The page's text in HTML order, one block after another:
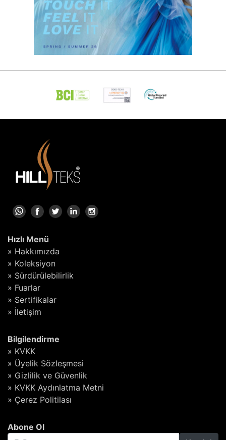
Hızlı Menü
» Hakkımızda
» Koleksiyon
» Sürdürülebilirlik
» Fuarlar
» Sertifikalar
» İletişim
Bilgilendirme
» KVKK
» Üyelik Sözleşmesi
» Gizlilik ve Güvenlik
» KVKK Aydınlatma Metni
» Çerez Politilası
Abone Ol